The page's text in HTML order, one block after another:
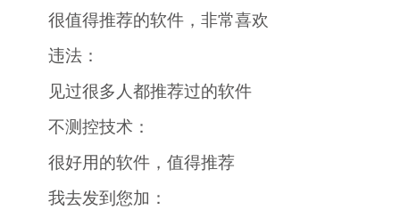
很值得推荐的软件，非常喜欢
违法：
见过很多人都推荐过的软件
不测控技术：
很好用的软件，值得推荐
我去发到您加：